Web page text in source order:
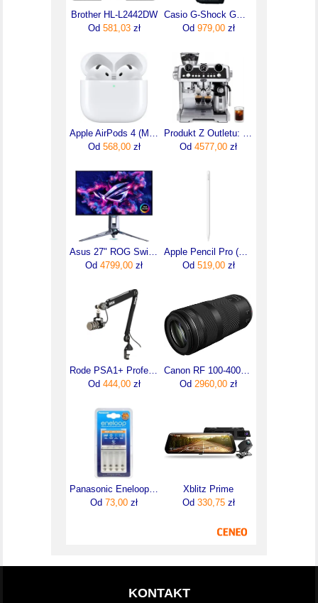
Brother HL-L2442DW
Od 581,03zł
Od 979,00zł
Od 568,00zł
Od 4577,00 zł
Od 4799,00 zł
Od 519,00zł
Od 444,00zł
Od 2960,00 zł
Od 73,00 zł
Xblitz Prime
Od 330,75zł
KONTAKT